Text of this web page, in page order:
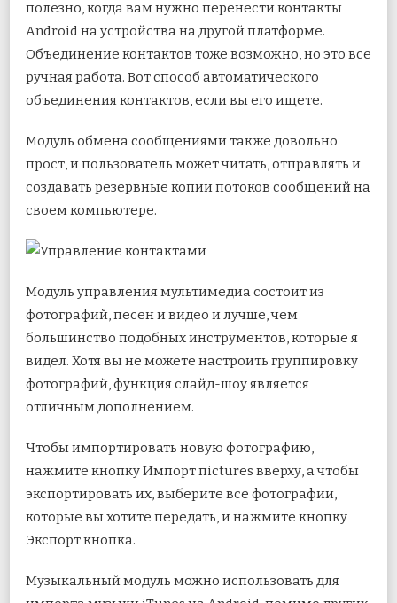
полезно, когда вам нужно перенести контакты
Android на устройства на другой платформе.
Объединение контактов тоже возможно, но это все
ручная работа. Вот способ автоматического
объединения контактов, если вы его ищете.
Модуль обмена сообщениями также довольно
прост, и пользователь может читать, отправлять и
создавать резервные копии потоков сообщений на
своем компьютере.
Модуль управления мультимедиа состоит из
фотографий, песен и видео и лучше, чем
большинство подобных инструментов, которые я
видел. Хотя вы не можете настроить группировку
фотографий, функция слайд-шоу является
отличным дополнением.
Чтобы импортировать новую фотографию,
нажмите кнопку Импорт пictures вверху, а чтобы
экспортировать их, выберите все фотографии,
которые вы хотите передать, и нажмите кнопку
Экспорт кнопка.
Музыкальный модуль можно использовать для